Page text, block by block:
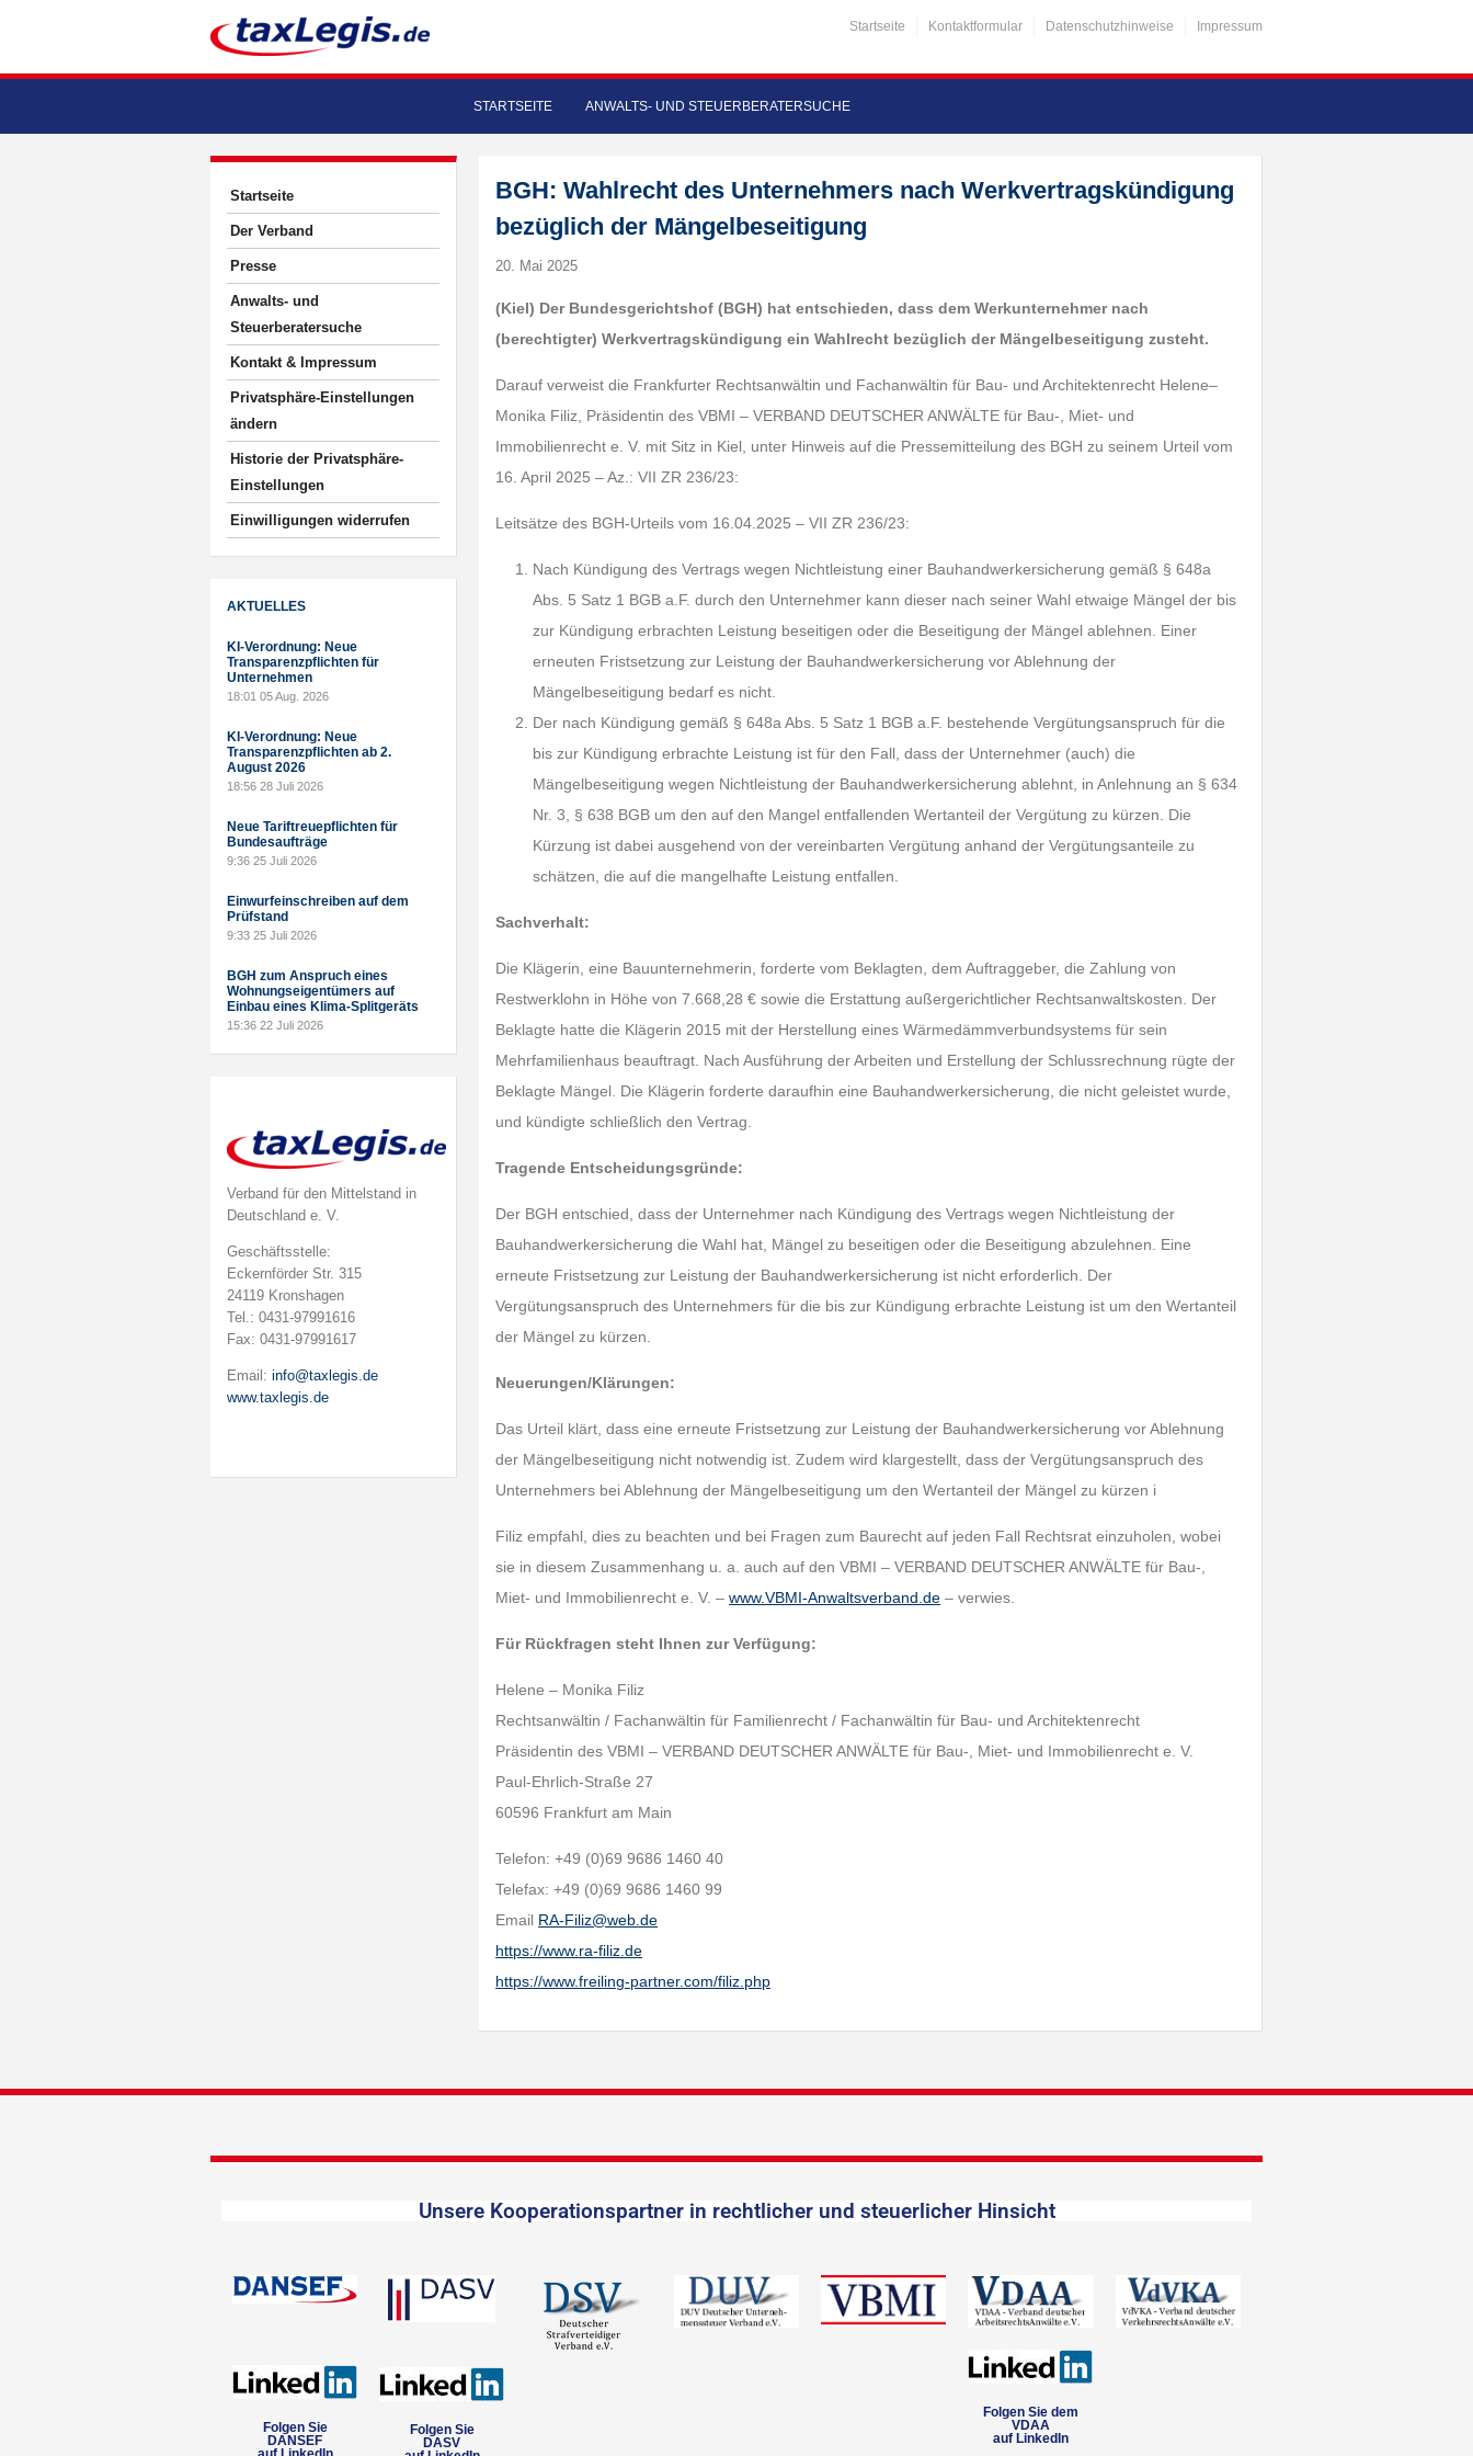
Startseite Kontaktformular Datenschutzhinweise Impressum
STARTSEITE ANWALTS- UND STEUERBERATERSUCHE
Startseite
Der Verband
Presse
Anwalts- und
Steuerberatersuche
Kontakt & Impressum
Privatsphäre-Einstellungen
ändern
Historie der Privatsphäre-
Einstellungen
Einwilligungen widerrufen
AKTUELLES
KI-Verordnung: Neue
Transparenzpflichten für
Unternehmen
18:01 05 Aug. 2026
KI-Verordnung: Neue
Transparenzpflichten ab 2.
August 2026
18:56 28 Juli 2026
Neue Tariftreuepflichten für
Bundesaufträge
9:36 25 Juli 2026
Einwurfeinschreiben auf dem
Prüfstand
9:33 25 Juli 2026
BGH zum Anspruch eines
Wohnungseigentümers auf
Einbau eines Klima-Splitgeräts
15:36 22 Juli 2026
Verband für den Mittelstand in
Deutschland e. V.
Geschäftsstelle:
Eckernförder Str. 315
24119 Kronshagen
Tel.: 0431-97991616
Fax: 0431-97991617
Email: info@taxlegis.de
www.taxlegis.de
BGH: Wahlrecht des Unternehmers nach Werkvertragskündigung
bezüglich der Mängelbeseitigung
20. Mai 2025
(Kiel) Der Bundesgerichtshof (BGH) hat entschieden, dass dem Werkunternehmer nach
(berechtigter) Werkvertragskündigung ein Wahlrecht bezüglich der Mängelbeseitigung zusteht.
Darauf verweist die Frankfurter Rechtsanwältin und Fachanwältin für Bau- und Architektenrecht Helene–
Monika Filiz, Präsidentin des VBMI – VERBAND DEUTSCHER ANWÄLTE für Bau-, Miet- und
Immobilienrecht e. V. mit Sitz in Kiel, unter Hinweis auf die Pressemitteilung des BGH zu seinem Urteil vom
16. April 2025 – Az.: VII ZR 236/23:
Leitsätze des BGH-Urteils vom 16.04.2025 – VII ZR 236/23:
Nach Kündigung des Vertrags wegen Nichtleistung einer Bauhandwerkersicherung gemäß § 648a
Abs. 5 Satz 1 BGB a.F. durch den Unternehmer kann dieser nach seiner Wahl etwaige Mängel der bis
zur Kündigung erbrachten Leistung beseitigen oder die Beseitigung der Mängel ablehnen. Einer
erneuten Fristsetzung zur Leistung der Bauhandwerkersicherung vor Ablehnung der
Mängelbeseitigung bedarf es nicht.
Der nach Kündigung gemäß § 648a Abs. 5 Satz 1 BGB a.F. bestehende Vergütungsanspruch für die
bis zur Kündigung erbrachte Leistung ist für den Fall, dass der Unternehmer (auch) die
Mängelbeseitigung wegen Nichtleistung der Bauhandwerkersicherung ablehnt, in Anlehnung an § 634
Nr. 3, § 638 BGB um den auf den Mangel entfallenden Wertanteil der Vergütung zu kürzen. Die
Kürzung ist dabei ausgehend von der vereinbarten Vergütung anhand der Vergütungsanteile zu
schätzen, die auf die mangelhafte Leistung entfallen.
Sachverhalt:
Die Klägerin, eine Bauunternehmerin, forderte vom Beklagten, dem Auftraggeber, die Zahlung von
Restwerklohn in Höhe von 7.668,28 € sowie die Erstattung außergerichtlicher Rechtsanwaltskosten. Der
Beklagte hatte die Klägerin 2015 mit der Herstellung eines Wärmedämmverbundsystems für sein
Mehrfamilienhaus beauftragt. Nach Ausführung der Arbeiten und Erstellung der Schlussrechnung rügte der
Beklagte Mängel. Die Klägerin forderte daraufhin eine Bauhandwerkersicherung, die nicht geleistet wurde,
und kündigte schließlich den Vertrag.
Tragende Entscheidungsgründe:
Der BGH entschied, dass der Unternehmer nach Kündigung des Vertrags wegen Nichtleistung der
Bauhandwerkersicherung die Wahl hat, Mängel zu beseitigen oder die Beseitigung abzulehnen. Eine
erneute Fristsetzung zur Leistung der Bauhandwerkersicherung ist nicht erforderlich. Der
Vergütungsanspruch des Unternehmers für die bis zur Kündigung erbrachte Leistung ist um den Wertanteil
der Mängel zu kürzen.
Neuerungen/Klärungen:
Das Urteil klärt, dass eine erneute Fristsetzung zur Leistung der Bauhandwerkersicherung vor Ablehnung
der Mängelbeseitigung nicht notwendig ist. Zudem wird klargestellt, dass der Vergütungsanspruch des
Unternehmers bei Ablehnung der Mängelbeseitigung um den Wertanteil der Mängel zu kürzen i
Filiz empfahl, dies zu beachten und bei Fragen zum Baurecht auf jeden Fall Rechtsrat einzuholen, wobei
sie in diesem Zusammenhang u. a. auch auf den VBMI – VERBAND DEUTSCHER ANWÄLTE für Bau-,
Miet- und Immobilienrecht e. V. –www.VBMI-Anwaltsverband.de – verwies.
Für Rückfragen steht Ihnen zur Verfügung:
Helene – Monika Filiz
Rechtsanwältin / Fachanwältin für Familienrecht / Fachanwältin für Bau- und Architektenrecht
Präsidentin des VBMI – VERBAND DEUTSCHER ANWÄLTE für Bau-, Miet- und Immobilienrecht e. V.
Paul-Ehrlich-Straße 27
60596 Frankfurt am Main
Telefon: +49 (0)69 9686 1460 40
Telefax: +49 (0)69 9686 1460 99
Email RA-Filiz@web.de
https://www.ra-filiz.de
https://www.freiling-partner.com/filiz.php
Unsere Kooperationspartner in rechtlicher und steuerlicher Hinsicht
Folgen Sie
DANSEF
Folgen Sie
DASV
Folgen Sie dem
VDAA
auf LinkedIn